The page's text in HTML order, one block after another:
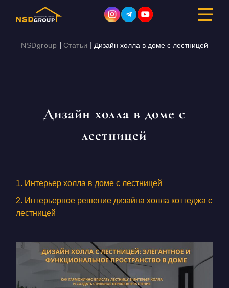
СТОИМОСТЬ
О КОМПАНИИ
БЛОГ
UK
NSDgroup Статьи Дизайн холла в доме с лестницей
Дизайн холла в доме с
лестницей
1. Интерьер холла в доме с лестницей
2. Интерьерное решение дизайна холла коттеджа с
лестницей